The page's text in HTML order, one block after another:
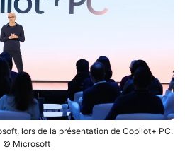
lors de la présentation de Copilot+ PC.
© Microsoft